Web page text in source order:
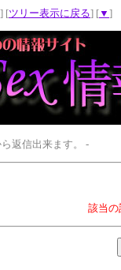
] [ツリー表示に戻る] [▼ ]
返信出来ます。 -
該当の